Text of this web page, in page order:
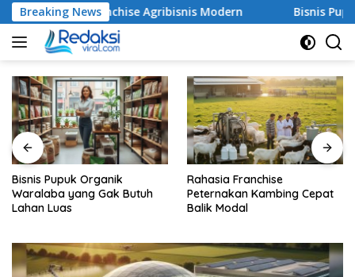
Skip
to
content
Breaking News
di Dunia Franchise Agribisnis Modern Bisnis Pupuk
Bisnis Pupuk Organik
Waralaba yang Gak Butuh
Lahan Luas
Rahasia Franchise
Peternakan Kambing Cepat
Balik Modal